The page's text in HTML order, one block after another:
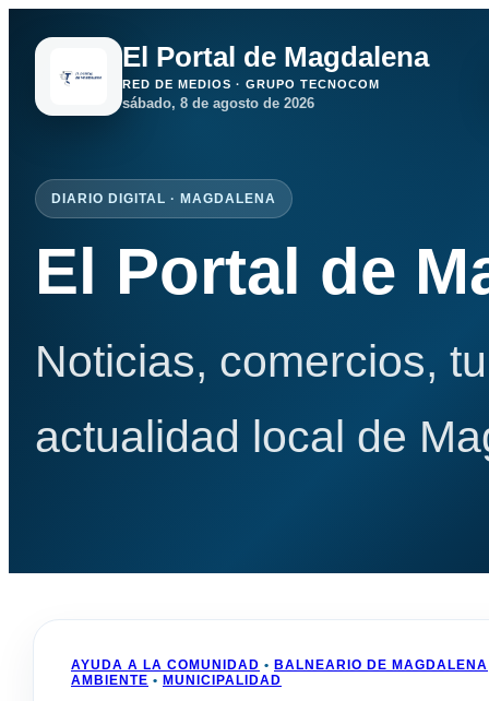
El Portal de Magdalena
RED DE MEDIOS · GRUPO TECNOCOM
sábado, 8 de agosto de 2026
DIARIO DIGITAL · MAGDALENA
El Portal de
Noticias, comercios,
actualidad local de
AYUDA A LA COMUNIDAD • BALNEARIO DE MAGDALENA
AMBIENTE • MUNICIPALIDAD